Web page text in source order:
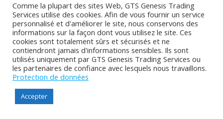
casino arab
casino days
casino rainbet
catalog
Comme la plupart des sites Web, GTS Genesis Trading
Services utilise des cookies. Afin de vous fournir un service
personnalisé et d'améliorer le site, nous conservons des
informations sur la façon dont vous utilisez le site. Ces
cookies sont totalement sûrs et sécurisés et ne
contiendront jamais d'informations sensibles. Ils sont
utilisés uniquement par GTS Genesis Trading Services ou
les partenaires de confiance avec lesquels nous travaillons.
Protection de données
Accepter